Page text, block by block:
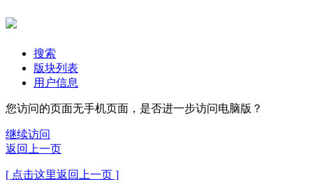
搜索
版块列表
用户信息
您访问的页面无手机页面，是否进一步访问电脑版？
继续访问
返回上一页
[ 点击这里返回上一页 ]